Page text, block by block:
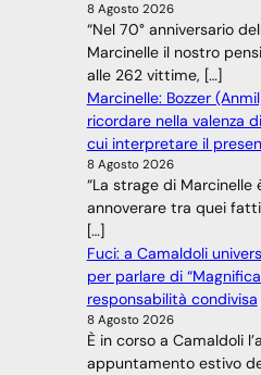
8 Agosto 2026
“Nel 70° anniversario
Marcinelle il nostro
alle 262 vittime, […]
Marcinelle: Bozzer
ricordare nella valenza
cui interpretare il
8 Agosto 2026
“La strage di Marcinelle
annoverare tra quei
[…]
Fuci: a Camaldoli
per parlare di
responsabilità condivisa
8 Agosto 2026
È in corso a Camaldoli
appuntamento estivo